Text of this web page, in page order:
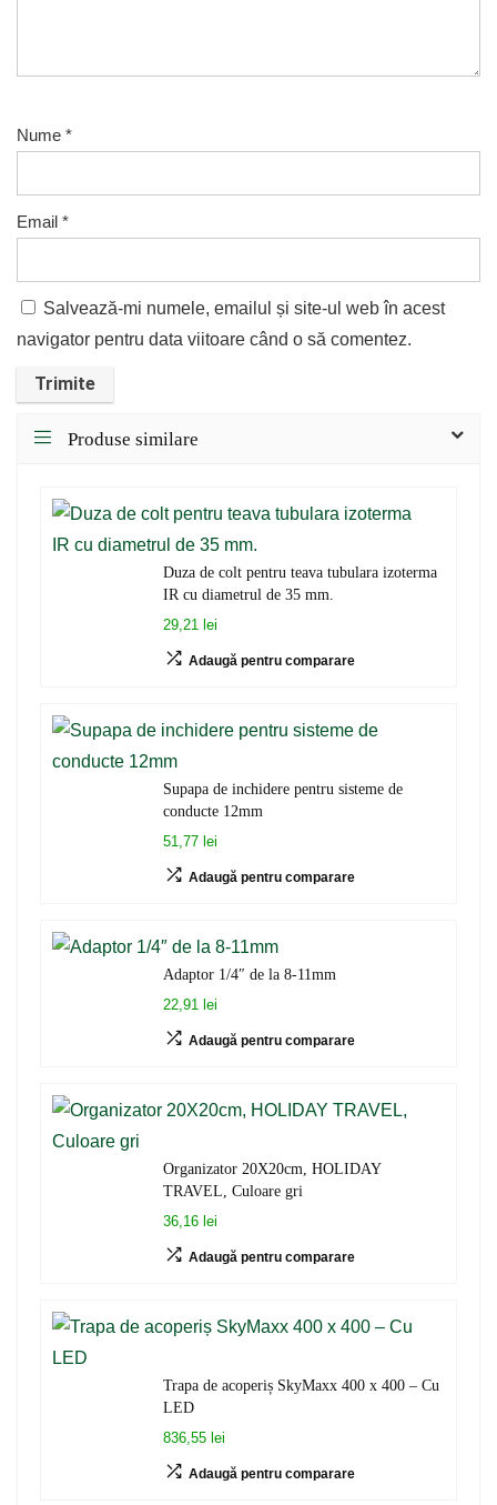
Nume *
Email *
Salvează-mi numele, emailul și site-ul web în acest
navigator pentru data viitoare când o să comentez.
Produse similare
Duza de colt pentru teava tubulara izoterma
IR cu diametrul de 35 mm.
29,21 lei
Adaugă pentru comparare
Supapa de inchidere pentru sisteme de
conducte 12mm
51,77 lei
Adaugă pentru comparare
Adaptor 1/4″ de la 8-11mm
22,91 lei
Adaugă pentru comparare
Organizator 20X20cm, HOLIDAY
TRAVEL, Culoare gri
36,16 lei
Adaugă pentru comparare
Trapa de acoperiș SkyMaxx 400 x 400 – Cu
LED
836,55 lei
Adaugă pentru comparare